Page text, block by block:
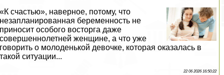
«К счастью», наверное, потому, что
незапланированная беременность не
приносит особого восторга даже
совершеннолетней женщине, а что уже
говорить о молоденькой дeвoчке, которая оказалась в
такой ситуации...
22 06 2026 16:50:22